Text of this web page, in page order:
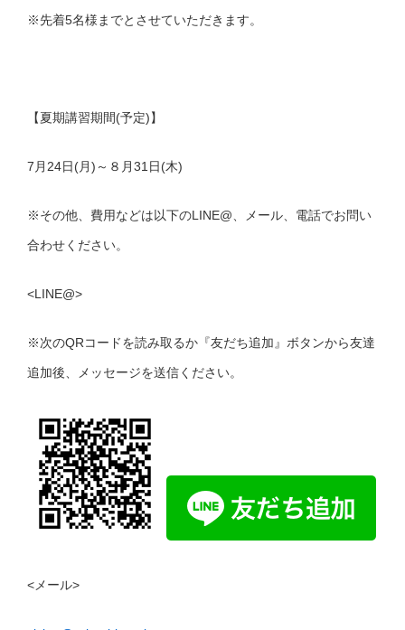
※先着5名様までとさせていただきます。
【夏期講習期間(予定)】
7月24日(月)～８月31日(木)
※その他、費用などは以下のLINE@、メール、電話でお問い
合わせください。
<LINE@>
※次のQRコードを読み取るか『友だち追加』ボタンから友達
追加後、メッセージを送信ください。
<メール>